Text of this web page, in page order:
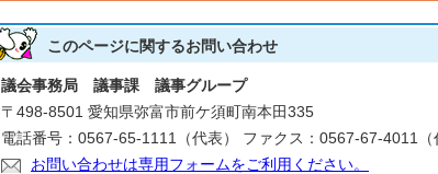
このページに関するお問い合わせ
議会事務局 議事課 議事グループ
〒498-8501 愛知県弥富市前ケ須町南本田335
電話番号：0567-65-1111（代表） ファクス：0567-67-4011（
お問い合わせは専用フォームをご利用ください。